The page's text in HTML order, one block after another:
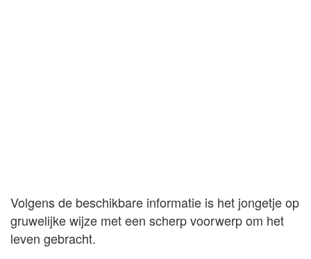
Volgens de beschikbare informatie is het jongetje op
gruwelijke wijze met een scherp voorwerp om het
leven gebracht.